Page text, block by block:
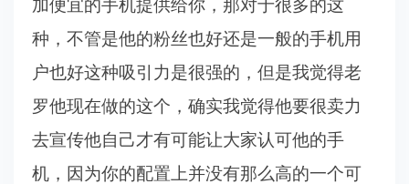
加便宜的手机提供给你，那对于很多的这
种，不管是他的粉丝也好还是一般的手机用
户也好这种吸引力是很强的，但是我觉得老
罗他现在做的这个，确实我觉得他要很卖力
去宣传他自己才有可能让大家认可他的手
机，因为你的配置上并没有那么高的一个可